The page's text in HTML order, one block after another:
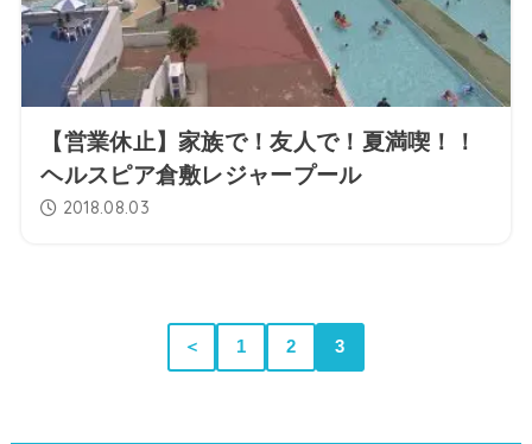
【営業休止】家族で！友人で！夏満喫！！
ヘルスピア倉敷レジャープール
2018.08.03
＜ 1 2 3